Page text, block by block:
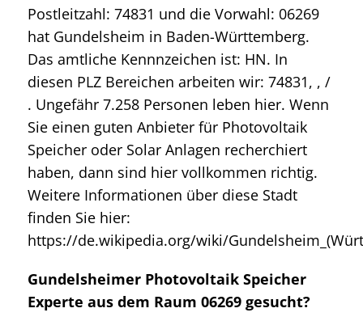
Postleitzahl: 74831 und die Vorwahl: 06269
hat Gundelsheim in Baden-Württemberg.
Das amtliche Kennnzeichen ist: HN. In
diesen PLZ Bereichen arbeiten wir: 74831, , /
. Ungefähr 7.258 Personen leben hier. Wenn
Sie einen guten Anbieter für Photovoltaik
Speicher oder Solar Anlagen recherchiert
haben, dann sind hier vollkommen richtig.
Weitere Informationen über diese Stadt
finden Sie hier:
https://de.wikipedia.org/wiki/
Gundelsheimer Photovoltaik Speicher
Experte aus dem Raum 06269 gesucht?